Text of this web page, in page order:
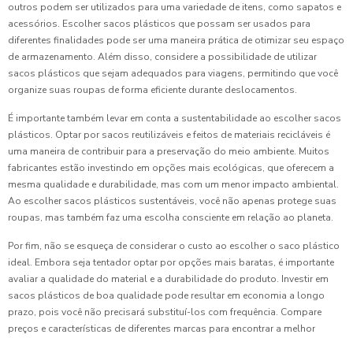
outros podem ser utilizados para uma variedade de itens, como sapatos e
acessórios. Escolher sacos plásticos que possam ser usados para
diferentes finalidades pode ser uma maneira prática de otimizar seu espaço
de armazenamento. Além disso, considere a possibilidade de utilizar
sacos plásticos que sejam adequados para viagens, permitindo que você
organize suas roupas de forma eficiente durante deslocamentos.
É importante também levar em conta a sustentabilidade ao escolher sacos
plásticos. Optar por sacos reutilizáveis e feitos de materiais recicláveis é
uma maneira de contribuir para a preservação do meio ambiente. Muitos
fabricantes estão investindo em opções mais ecológicas, que oferecem a
mesma qualidade e durabilidade, mas com um menor impacto ambiental.
Ao escolher sacos plásticos sustentáveis, você não apenas protege suas
roupas, mas também faz uma escolha consciente em relação ao planeta.
Por fim, não se esqueça de considerar o custo ao escolher o saco plástico
ideal. Embora seja tentador optar por opções mais baratas, é importante
avaliar a qualidade do material e a durabilidade do produto. Investir em
sacos plásticos de boa qualidade pode resultar em economia a longo
prazo, pois você não precisará substituí-los com frequência. Compare
preços e características de diferentes marcas para encontrar a melhor